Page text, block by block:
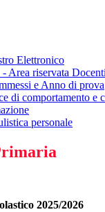
Elettronico
Area riservata Docenti
e Anno di prova
di comportamento e
personale
2025/2026